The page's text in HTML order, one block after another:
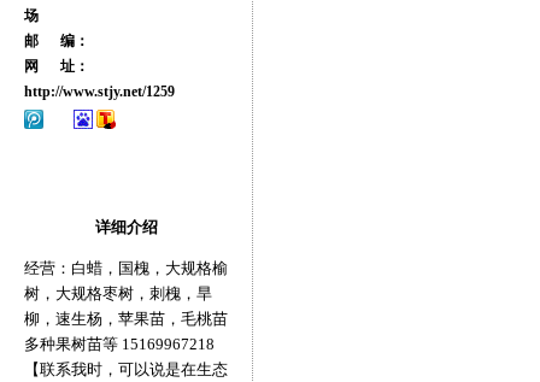
场
邮 编：
网 址：
http://www.stjy.net/1259
详细介绍
经营：白蜡，国槐，大规格榆
树，大规格枣树，刺槐，旱
柳，速生杨，苹果苗，毛桃苗
多种果树苗等 15169967218
【联系我时，可以说是在生态